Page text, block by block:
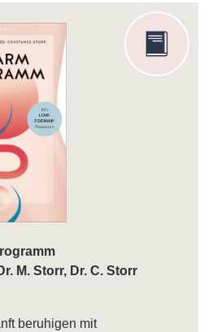
M. Storr, Dr. C. Storr
beruhigen mit